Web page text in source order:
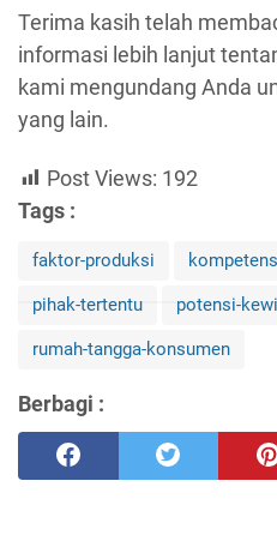
Terima kasih telah
informasi lebih lanjut
kami mengundang Anda
yang lain.
Post Views: 192
Tags :
faktor-produksi
pihak-tertentu potensi-
rumah-tangga-konsumen
Berbagi :